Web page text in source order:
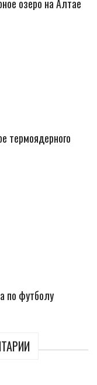
озеро на Алтае
термоядерного
по футболу